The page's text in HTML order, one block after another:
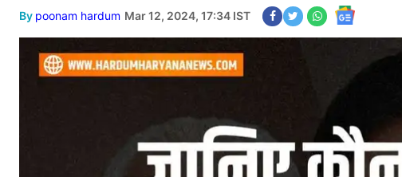
By poonam hardum Mar 12, 2024, 17:34 IST